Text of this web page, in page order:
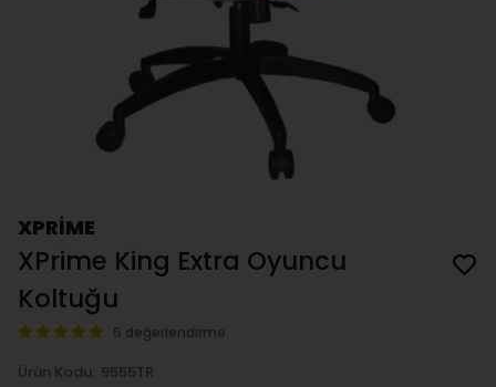
XPRİME
XPrime King Extra Oyuncu
Koltuğu
5 değerlendirme
Ürün Kodu: 9555TR